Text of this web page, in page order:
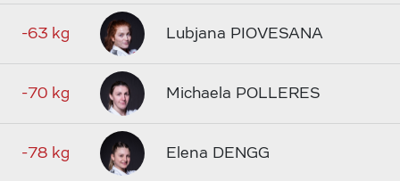
-63 kg Lubjana PIOVESANA
-70 kg Michaela POLLERES
-78 kg Elena DENGG